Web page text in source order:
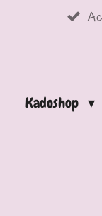
hoofdinhoud
Kadoshop